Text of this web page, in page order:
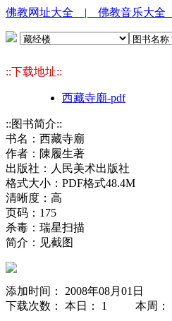
佛教网址大全 | 佛教音乐大全
::下载地址::
西藏寺廟-pdf
::图书简介::
书名：西藏寺廟
作者：陳履生著
出版社：人民美术出版社
格式大小：PDF格式48.4M
清晰度：高
页码：175
杀毒：瑞星扫描
简介：见截图
添加时间： 2008年08月01日
下载次数： 本日： 1 本周：